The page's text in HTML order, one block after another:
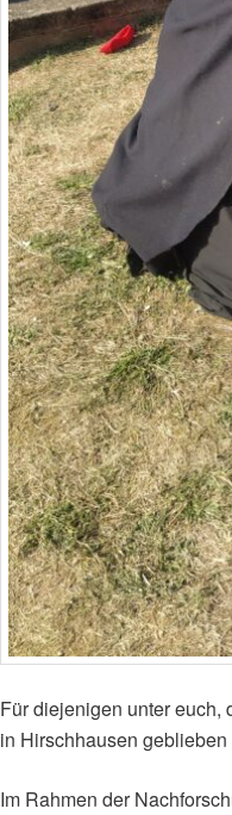
Für diejenigen unter euch,
in Hirschhausen
Im Rahmen der